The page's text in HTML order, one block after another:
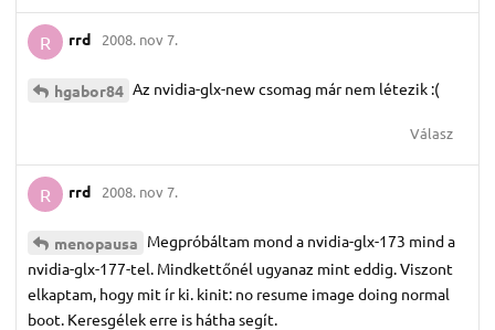
R rrd 2008. nov 7.
hgabor84 Az nvidia-glx-new csomag már nem létezik :(
Válasz
R rrd 2008. nov 7.
menopausa Megpróbáltam mond a nvidia-glx-173 mind a
nvidia-glx-177-tel. Mindkettőnél ugyanaz mint eddig. Viszont
elkaptam, hogy mit ír ki. kinit: no resume image doing normal
boot. Keresgélek erre is hátha segít.